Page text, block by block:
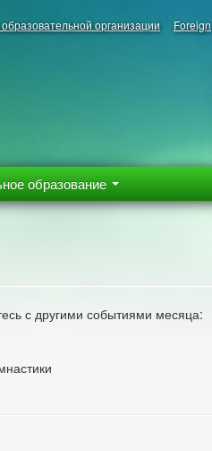
организации Foreign
образование
с другими событиями месяца: